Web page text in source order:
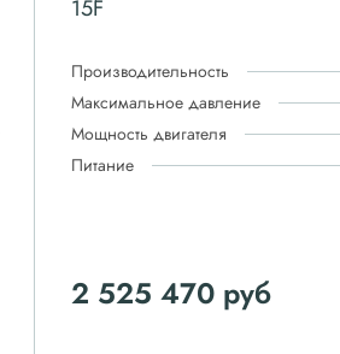
15F
Производительность
Максимальное давление
Мощность двигателя
Питание
2 525 470 руб